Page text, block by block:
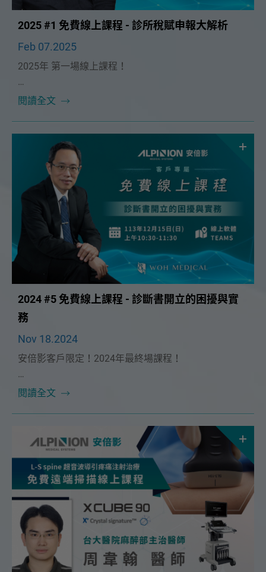
2025 #1 免費線上課程 - 診所稅賦申報大解析
Feb 07.2025
2025年 第一場線上課程！
本次課程很榮幸邀請到🔥翰鼎顧問股份有限公司資深顧
閱讀全文
2024 #5 免費線上課程 - 診斷書開立的困擾與實
務
Nov 18.2024
安倍影客戶限定！2024年最終場課程！
本次課程很榮幸邀請到🔥最佳方案有限公司執行長 鄭正
閱讀全文